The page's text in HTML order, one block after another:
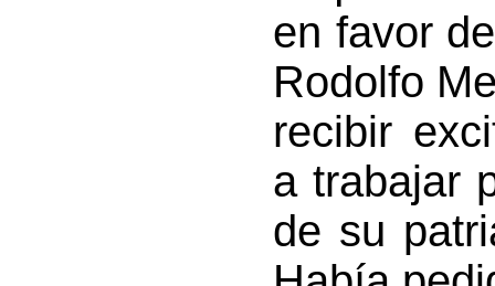
en favor
Rodolfo
recibir
a trabajar
de su